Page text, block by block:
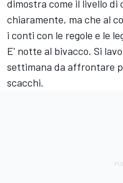
dimostra come il livello
chiaramente, ma che al
i conti con le regole e le
E' notte al bivacco. Si
settimana da affrontare
scacchi.